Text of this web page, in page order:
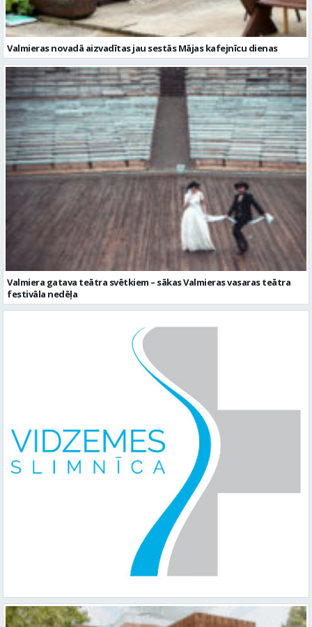
Valmieras novadā aizvadītas jau sestās Mājas kafejnīcu dienas
Valmiera gatava teātra svētkiem – sākas Valmieras vasaras teātra
festivāla nedēļa